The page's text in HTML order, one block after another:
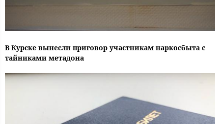
В Курске вынесли приговор участникам наркосбыта с
тайниками метадона